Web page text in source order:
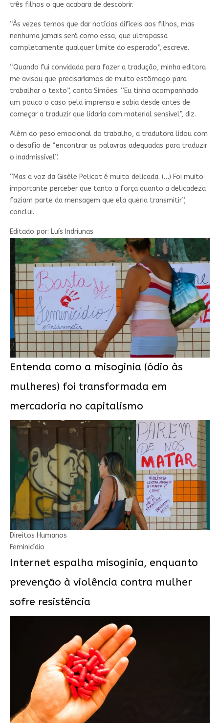
três filhos o que acabara de descobrir.
“Às vezes temos que dar notícias difíceis aos filhos, mas
nenhuma jamais será como essa, que ultrapassa
completamente qualquer limite do esperado”, escreve.
“Quando fui convidada para fazer a tradução, minha editora
me avisou que precisaríamos de muito estômago para
trabalhar o texto”, conta Simões. “Eu tinha acompanhado
um pouco o caso pela imprensa e sabia desde antes de
começar a traduzir que lidaria com material sensível”, diz.
Além do peso emocional do trabalho, a tradutora lidou com
o desafio de “encontrar as palavras adequadas para traduzir
o inadmissível”.
“Mas a voz da Gisèle Pelicot é muito delicada. (…) Foi muito
importante perceber que tanto a força quanto a delicadeza
faziam parte da mensagem que ela queria transmitir”,
conclui.
Editado por: Luís Indriunas
Entenda como a misoginia (ódio às
mulheres) foi transformada em
mercadoria no capitalismo
Direitos Humanos
Feminicídio
Internet espalha misoginia, enquanto
prevenção à violência contra mulher
sofre resistência